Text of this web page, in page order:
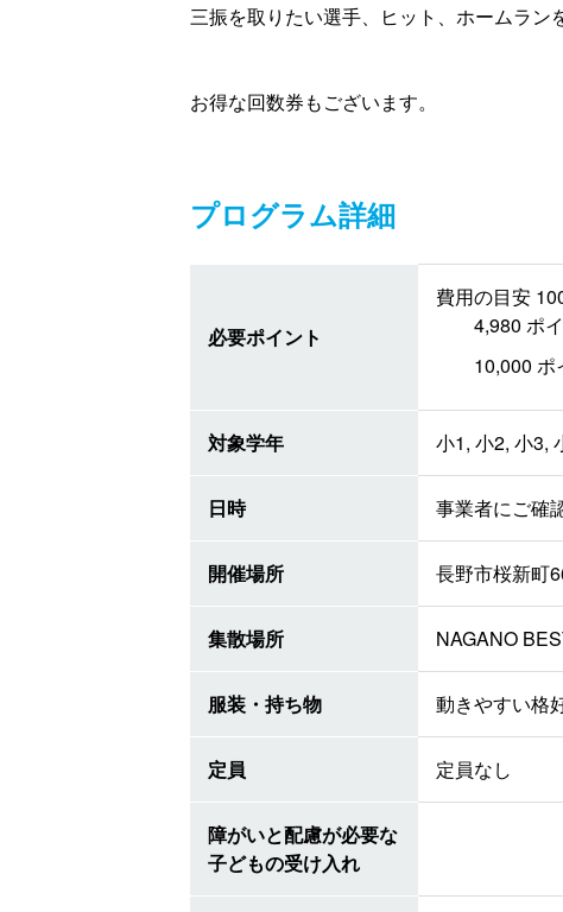
三振を取りたい選手、ヒット、ホームラン
お得な回数券もございます。
プログラム詳細
必要ポイント
費用の目安
4,980 ポ
10,000 ポ
対象学年 小1, 小2, 小3,
日時 事業者にご確
開催場所 長野市桜新町
集散場所 NAGANO
服装・持ち物 動きやすい格
定員 定員なし
障がいと配慮が必要な
子どもの受け入れ